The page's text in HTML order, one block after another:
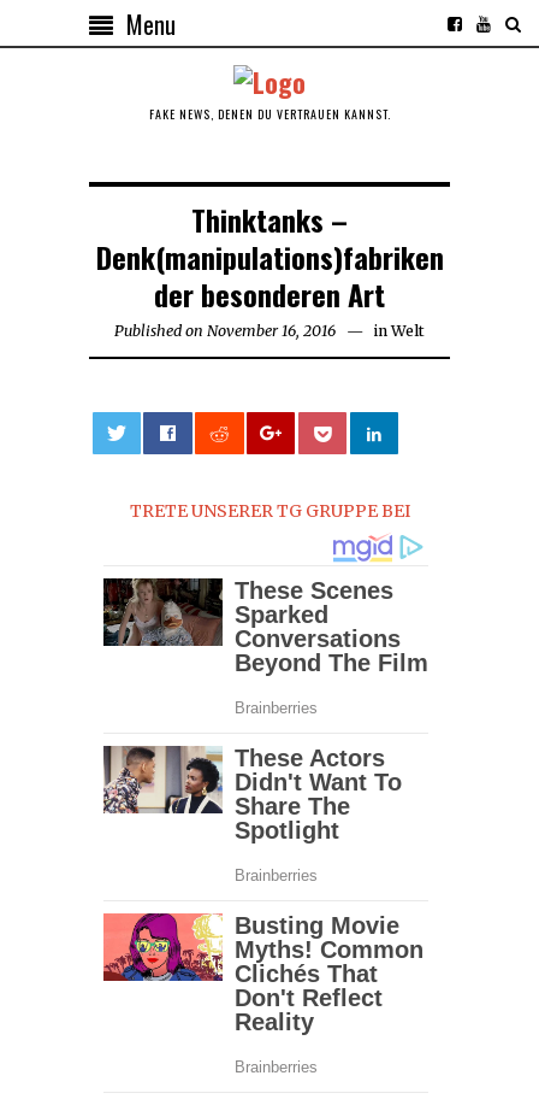
Menu
FAKE NEWS, DENEN DU VERTRAUEN KANNST.
Thinktanks –
Denk(manipulations)fabriken
der besonderen Art
Published on November 16, 2016 November
in Welt
TRETE UNSERER TG GRUPPE BEI